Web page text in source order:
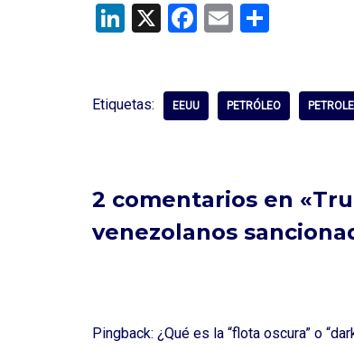
Li
dI
X
F
b
k
E
p
Etiquetas: EEUU PETRÓLEO
2 comentarios en
venezolanos
Pingback: ¿Qué es la “flota oscura” o